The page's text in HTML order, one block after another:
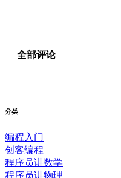
全部评论
分类
编程入门
创客编程
程序员讲数学
程序员讲物理